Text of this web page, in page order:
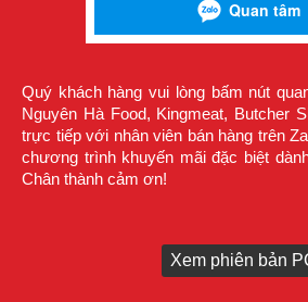
Quý khách hàng vui lòng bấm nút
Nguyên Hà Food, Kingmeat, Butcher
trực tiếp với nhân viên bán hàng trên
chương trình khuyến mãi đặc biệt
Chân thành cảm ơn!
Xem phiên bản